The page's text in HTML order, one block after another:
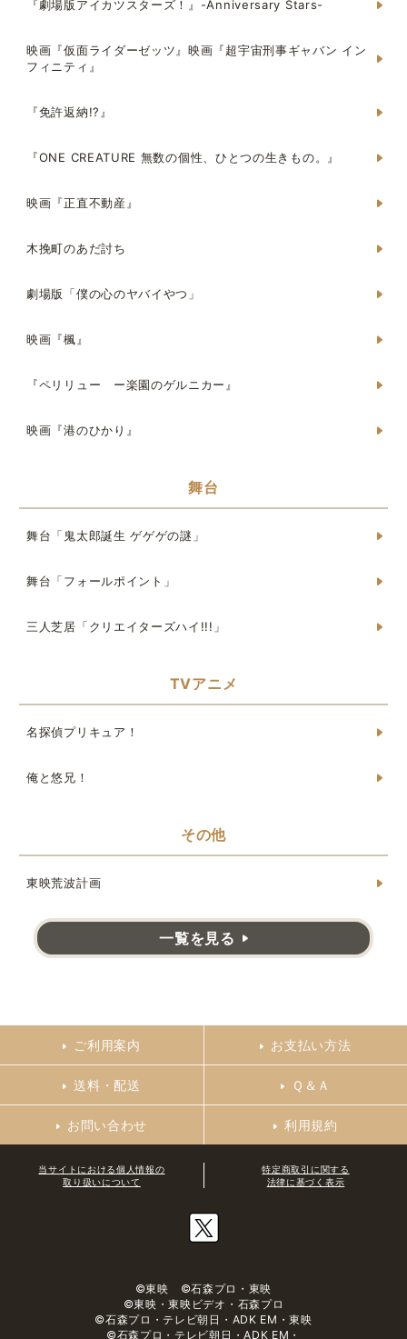
『劇場版アイカツスターズ！』-Anniversary Stars-
映画『仮面ライダーゼッツ』映画『超宇宙刑事ギャバン イン
フィニティ』
『免許返納!?』
『ONE CREATURE 無数の個性、ひとつの生きもの。』
映画『正直不動産』
木挽町のあだ討ち
劇場版「僕の心のヤバイやつ」
映画『楓』
『ペリリュー ー楽園のゲルニカー』
映画『港のひかり』
舞台
舞台「鬼太郎誕生 ゲゲゲの謎」
舞台「フォールポイント」
三人芝居「クリエイターズハイ!!!」
TVアニメ
名探偵プリキュア！
俺と悠兄！
その他
東映荒波計画
一覧を見る
ご利用案内 お支払い方法
送料・配送 Ｑ＆Ａ
お問い合わせ 利用規約
当サイトにおける個人情報の
取り扱いについて
特定商取引に関する
法律に基づく表示
©東映 ©石森プロ・東映
©東映・東映ビデオ・石森プロ
©石森プロ・テレビ朝日・ADK EM・東映
©石森プロ・テレビ朝日・ADK EM・